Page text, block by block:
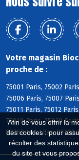
Afin de vous offrir la
des cookies : pour
récolter des
du site et vous
Votre magasin
proche de :
75001 Paris, 75002
75006 Paris, 75007
75011 Paris, 75012
75019 Paris, 75020
93260 Les Lilas,